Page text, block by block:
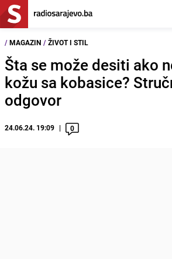
/ MAGAZIN / ŽIVOT I STIL
Šta se može desiti ako
kožu sa kobasice?
odgovor
24.06.24. 19:09 0